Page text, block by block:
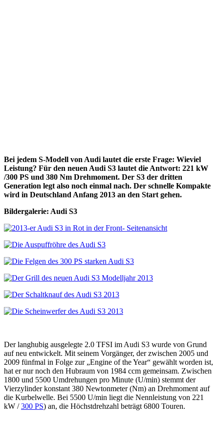
Bei jedem S-Modell von Audi lautet die erste Frage: Wieviel
Leistung? Für den neuen Audi S3 lautet die Antwort: 221 kW
/300 PS und 380 Nm Drehmoment. Der S3 der dritten
Generation legt also noch einmal nach. Der schnelle Kompakte
wird in Deutschland Anfang 2013 an den Start gehen.
Bildergalerie: Audi S3
Der langhubig ausgelegte 2.0 TFSI im Audi S3 wurde von Grund
auf neu entwickelt. Mit seinem Vorgänger, der zwischen 2005 und
2009 fünfmal in Folge zur „Engine of the Year“ gewählt worden ist,
hat er nur noch den Hubraum von 1984 ccm gemeinsam. Zwischen
1800 und 5500 Umdrehungen pro Minute (U/min) stemmt der
Vierzylinder konstant 380 Newtonmeter (Nm) an Drehmoment auf
die Kurbelwelle. Bei 5500 U/min liegt die Nennleistung von 221
kW /300 PS) an, die Höchstdrehzahl beträgt 6800 Touren.